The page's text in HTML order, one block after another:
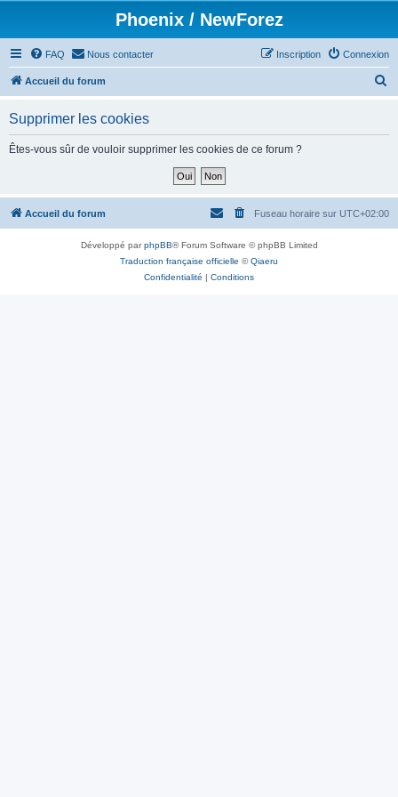
Phoenix / NewForez
FAQ Nous contacter Connexion
Inscription
Accueil du forum
h
Supprimer les cookies
Êtes-vous sûr de vouloir supprimer les cookies de ce forum ?
Accueil du forum Fuseau horaire sur UTC+02:00
Développé parphpBB® Forum Software © phpBB Limited
Traduction française officielle ©Qiaeru
Confidentialité | Conditions